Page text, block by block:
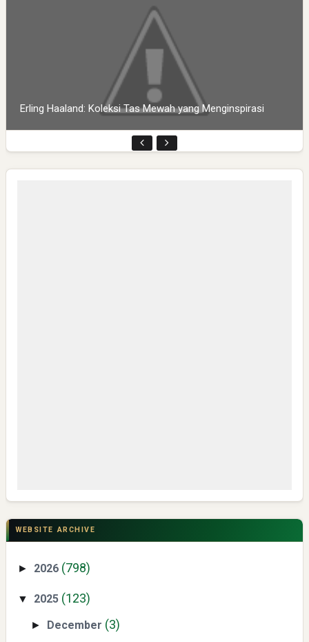
Erling Haaland: Koleksi Tas Mewah yang Menginspirasi
Hasil Panen
WEBSITE ARCHIVE
► 2026 (798)
▼ 2025 (123)
► December (3)